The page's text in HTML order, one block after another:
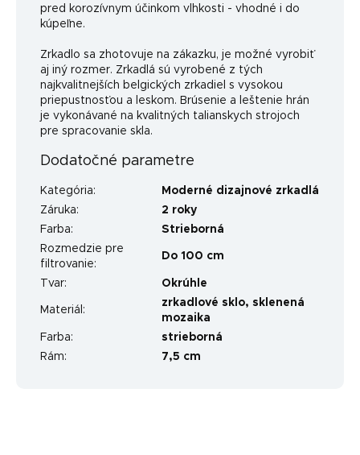
pred korozívnym účinkom vlhkosti - vhodné i do
kúpeľne.
Zrkadlo sa zhotovuje na zákazku, je možné vyrobiť
aj iný rozmer. Zrkadlá sú vyrobené z tých
najkvalitnejších belgických zrkadiel s vysokou
priepustnosťou a leskom. Brúsenie a leštenie hrán
je vykonávané na kvalitných talianskych strojoch
pre spracovanie skla.
Dodatočné parametre
Kategória:
Moderné dizajnové zrkadlá
Záruka:
2 roky
Farba:
Strieborná
Rozmedzie pre
filtrovanie:
Do 100 cm
Tvar: Okrúhle
Materiál :
zrkadlové sklo, sklenená
mozaika
Farba:
strieborná
Rám: 7,5 cm